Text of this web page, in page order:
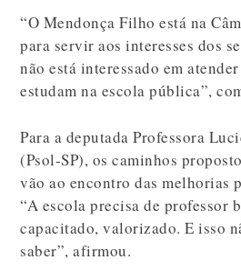
“O Mendonça Filho está na
para servir aos interesses dos
não está interessado em
estudam na escola pública”,
Para a deputada Professora
(Psol-SP), os caminhos
vão ao encontro das melhorias
“A escola precisa de professor
capacitado, valorizado. E isso
saber”, afirmou.